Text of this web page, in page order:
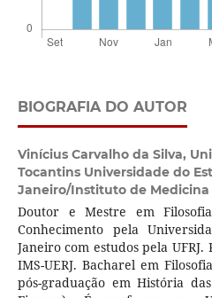
BIOGRAFIA DO AUTOR
Vinícius Carvalho da Silva,
Tocantins Universidade do
Janeiro/Instituto de Medicina
Doutor e Mestre em
Conhecimento pela
Janeiro com estudos pela
IMS-UERJ. Bacharel em
pós-graduação em História